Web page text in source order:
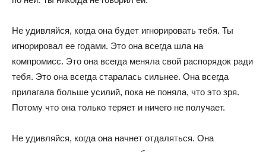
Не удивляйся, когда она будет игнорировать тебя. Ты
игнорировал ее годами. Это она всегда шла на
компромисс. Это она всегда меняла свой распорядок ради
тебя. Это она всегда старалась сильнее. Она всегда
прилагала больше усилий, пока не поняла, что это зря.
Потому что она только теряет и ничего не получает.
Не удивляйся, когда она начнет отдаляться. Она